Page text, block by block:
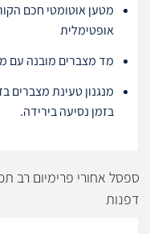
מטען אוטומטי חכם
אופטימלית
מד מצברים מובנה עם
מנגנון טעינת מצברים
בזמן נסיעה בירידה.
ספסל אחורי פרימיום רב
דפנות